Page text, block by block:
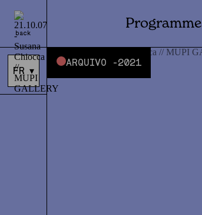
back
Programme
FR ▾
ARQUIVO -2021